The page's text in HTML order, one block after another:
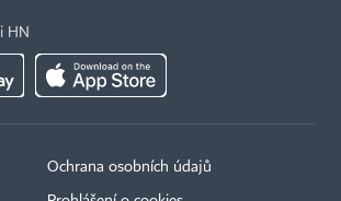
HN
Ochrana osobních údajů